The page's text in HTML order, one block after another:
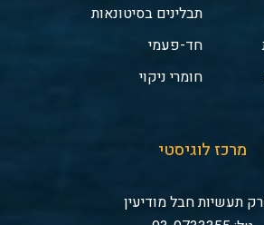
תבלינים בסיטונאות
חד-פעמי
חומרי ניקוי
מרכז לוגיסטי
תעשיות חבל מודיעין